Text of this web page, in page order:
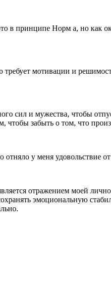
в принципе Норм а, но как
требует мотивации и
сил и мужества, чтобы
чтобы забыть о том, что
у меня
отражением моей
эмоциональную